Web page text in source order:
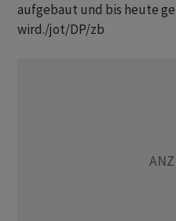
aufgebaut und bis heute
wird./jot/DP/zb